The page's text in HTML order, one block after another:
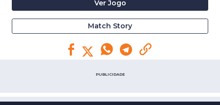
Ver Jogo
Match Story
PUBLICIDADE